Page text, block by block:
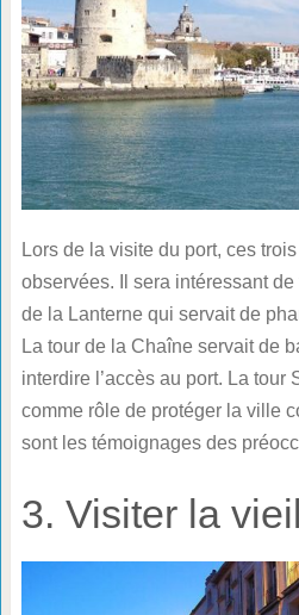
Lors de la visite du port, ces
observées. Il sera intéressant
de la Lanterne qui servait de
La tour de la Chaîne servait de
interdire l’accès au port. La tour
comme rôle de protéger la ville
sont les témoignages des
3. Visiter la